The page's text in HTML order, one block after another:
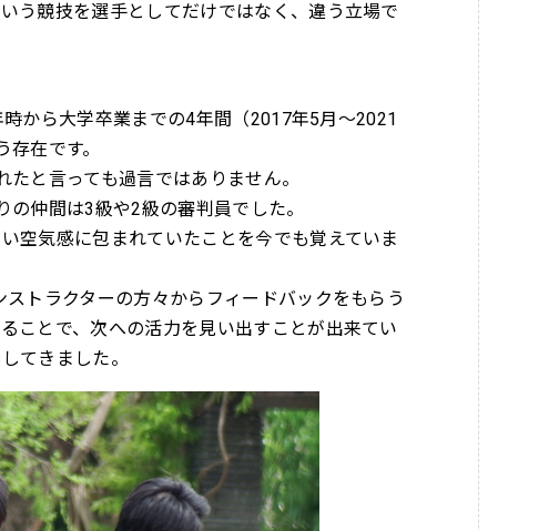
う競技を選手としてだけではなく、違う立場で
から大学卒業までの4年間（2017年5月～2021
在です。
と言っても過言ではありません。
仲間は3級や2級の審判員でした。
空気感に包まれていたことを今でも覚えていま
トラクターの方々からフィードバックをもらう
ことで、次への活力を見い出すことが出来てい
てきました。